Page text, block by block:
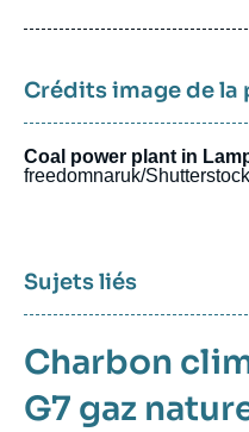
publication
Crédits image de la
Coal power plant in
freedomnaruk/
Sujets liés
Charbon
G7 gaz